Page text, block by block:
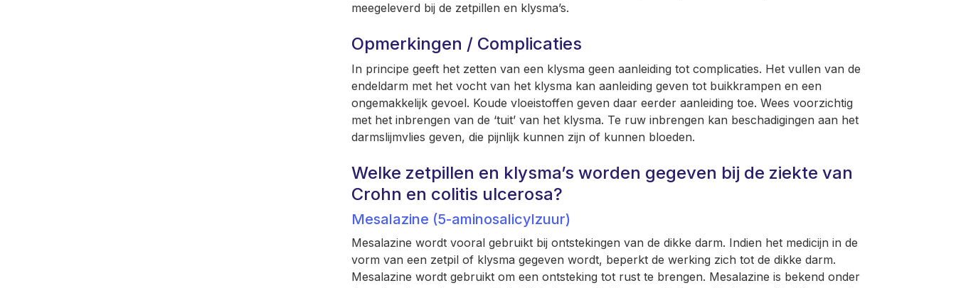
meegeleverd bij de zetpillen en klysma’s.
Opmerkingen / Complicaties
In principe geeft het zetten van een klysma geen aanleiding tot complicaties. Het vullen van de
endeldarm met het vocht van het klysma kan aanleiding geven tot buikkrampen en een
ongemakkelijk gevoel. Koude vloeistoffen geven daar eerder aanleiding toe. Wees voorzichtig
met het inbrengen van de ‘tuit’ van het klysma. Te ruw inbrengen kan beschadigingen aan het
darmslijmvlies geven, die pijnlijk kunnen zijn of kunnen bloeden.
Welke zetpillen en klysma’s worden gegeven bij de ziekte van
Crohn en colitis ulcerosa?
Mesalazine (5-aminosalicylzuur)
Mesalazine wordt vooral gebruikt bij ontstekingen van de dikke darm. Indien het medicijn in de
vorm van een zetpil of klysma gegeven wordt, beperkt de werking zich tot de dikke darm.
Mesalazine wordt gebruikt om een ontsteking tot rust te brengen. Mesalazine is bekend onder